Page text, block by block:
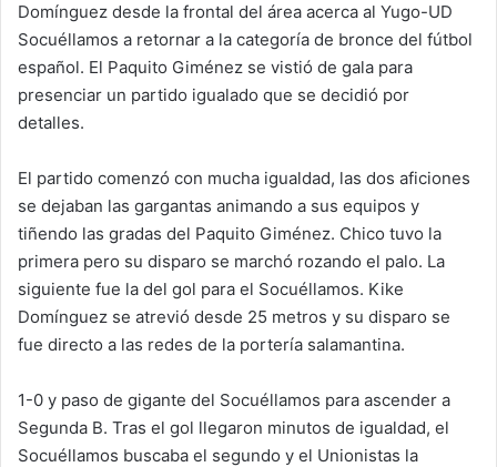
Domínguez desde la frontal del área acerca al Yugo-UD
Socuéllamos a retornar a la categoría de bronce del fútbol
español. El Paquito Giménez se vistió de gala para
presenciar un partido igualado que se decidió por
detalles.
El partido comenzó con mucha igualdad, las dos aficiones
se dejaban las gargantas animando a sus equipos y
tiñendo las gradas del Paquito Giménez. Chico tuvo la
primera pero su disparo se marchó rozando el palo. La
siguiente fue la del gol para el Socuéllamos. Kike
Domínguez se atrevió desde 25 metros y su disparo se
fue directo a las redes de la portería salamantina.
1-0 y paso de gigante del Socuéllamos para ascender a
Segunda B. Tras el gol llegaron minutos de igualdad, el
Socuéllamos buscaba el segundo y el Unionistas la